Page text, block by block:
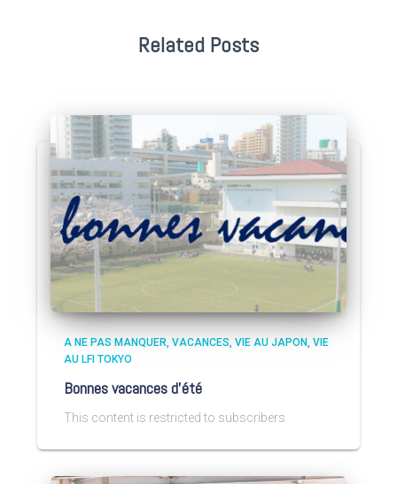
Related Posts
A NE PAS MANQUER VACANCES VIE AU JAPON VIE
AU LFI TOKYO
Bonnes vacances d’été
This content is restricted to subscribers